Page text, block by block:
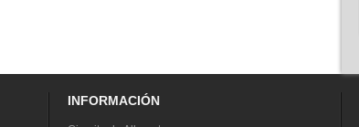
INFORMACIÓN